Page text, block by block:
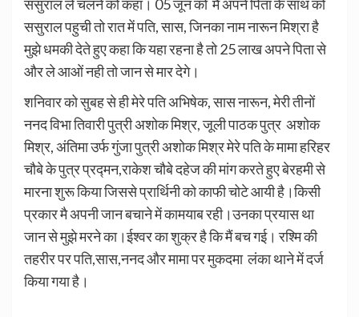
ससुराल ले चलने को कहा। 05 जून को मै अपने पिता के साथ को
ससुराल पहुची तो रात में पति, सास, जिनका नाम नारून मिश्रा है
मुझे धमकी देते हुए कहा कि यहा रहना है तो 25 लाख अपने पिता से
और ले आओं नही तो जान से मार देगे।
शनिवार को सुबह से ही मेरे पति अभिषेक, सास नारून, मेरी तीनों
ननद विभा तिवारी पुत्री अशोक मिश्र, जूली पाठक पुत्र अशोक
मिश्र, अंतिमा उर्फ गुंजा पुत्री अशोक मिश्र मेरे पति के मामा हरिहर
चौबे के पुत्र प्रद्मन,राकेश चौबे दहेज की मांग करते हुए बेरहमी से
मारना शुरू किया जिससे प्रार्थिनी को काफी चोटे आयी है।किसी
प्रकार मै अपनी जान बचाने में कामयाब रही।उनका प्रयास था
जान से मुझे मरने का।ईश्वर का शुक्र है कि मैं बच गई। रश्मि की
तहरीर पर पति,सास,ननद और मामा पर मुकदमा लंका थाने में दर्ज
किया गया है।